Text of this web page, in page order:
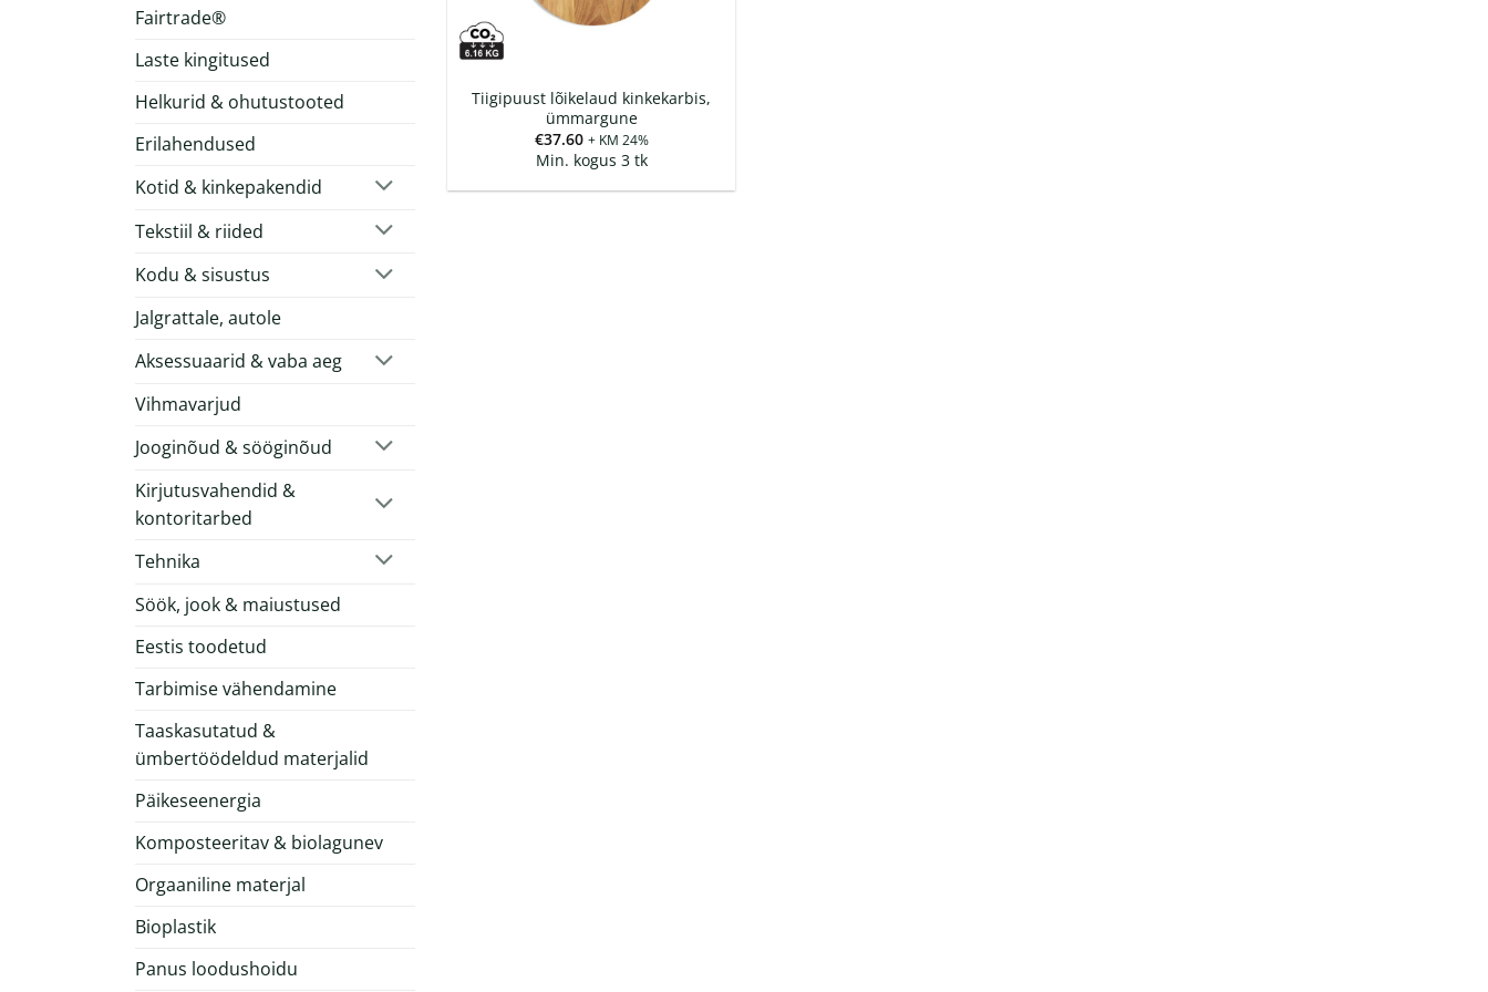
Fairtrade®
Laste kingitused
Helkurid & ohutustooted
Erilahendused
Kotid & kinkepakendid
Tekstiil & riided
Kodu & sisustus
Jalgrattale, autole
Aksessuaarid & vaba aeg
Vihmavarjud
Jooginõud & sööginõud
Kirjutusvahendid &
kontoritarbed
Tehnika
Söök, jook & maiustused
Eestis toodetud
Tarbimise vähendamine
Taaskasutatud &
ümbertöödeldud materjalid
Päikeseenergia
Komposteeritav & biolagunev
Orgaaniline materjal
Bioplastik
Panus loodushoidu
Tiigipuust lõikelaud kinkekarbis,
ümmargune
€37.60 + KM 24%
Min. kogus 3 tk